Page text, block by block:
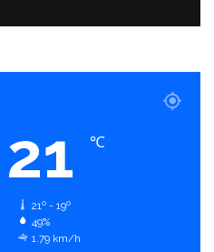
21 ℃
21º - 19º
49%
1.79 km/h